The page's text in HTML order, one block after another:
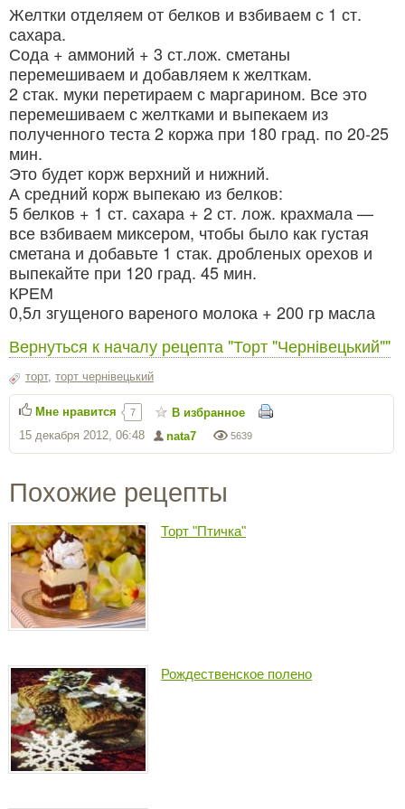
Желтки отделяем от белков и взбиваем с 1 ст.
сахара.
Сода + аммоний + 3 ст.лож. сметаны
перемешиваем и добавляем к желткам.
2 стак. муки перетираем с маргарином. Все это
перемешиваем с желтками и выпекаем из
полученного теста 2 коржа при 180 град. по 20-25
мин.
Это будет корж верхний и нижний.
А средний корж выпекаю из белков:
5 белков + 1 ст. сахара + 2 ст. лож. крахмала —
все взбиваем миксером, чтобы было как густая
сметана и добавьте 1 стак. дробленых орехов и
выпекайте при 120 град. 45 мин.
КРЕМ
0,5л згущеного вареного молока + 200 гр масла
Вернуться к началу рецепта "Торт "Чернівецький""
торт, торт чернівецький
5639
nata7
15 декабря 2012, 06:48
Мне нравится 7 В избранное
Похожие рецепты
Торт "Птичка"
Рождественское полено